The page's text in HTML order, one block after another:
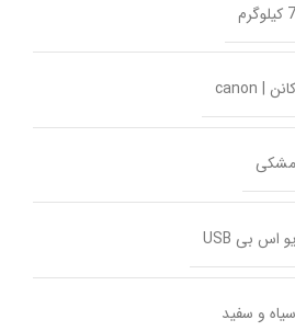
7 کیلوگرم
کانن | canon
مشکی
یو اس بی USB
سیاه و سفید